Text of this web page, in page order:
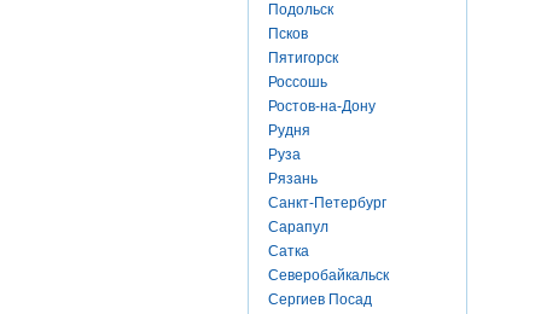
Подольск
Псков
Пятигорск
Россошь
Ростов-на-Дону
Рудня
Руза
Рязань
Санкт-Петербург
Сарапул
Сатка
Северобайкальск
Сергиев Посад